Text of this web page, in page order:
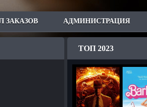
ЗАКАЗОВ АДМИНИСТРАЦИЯ
ТОП 2023